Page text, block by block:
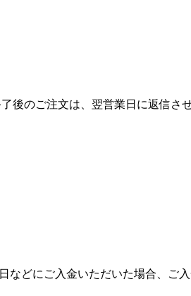
後のご注文は、翌営業日に返信さ
などにご入金いただいた場合、ご